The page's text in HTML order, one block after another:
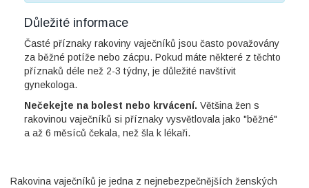
Důležité informace
Časté příznaky rakoviny vaječníků jsou často považovány
za běžné potíže nebo zácpu. Pokud máte některé z těchto
příznaků déle než 2-3 týdny, je důležité navštívit
gynekologa.
Nečekejte na bolest nebo krvácení. Většina žen s
rakovinou vaječníků si příznaky vysvětlovala jako "běžné"
a až 6 měsíců čekala, než šla k lékaři.
Rakovina vaječníků je jedna z nejnebezpečnějších ženských